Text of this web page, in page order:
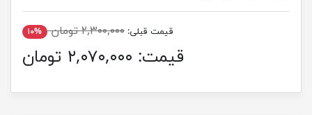
قیمت قبلی: ۲,۳۰۰,۰۰۰ تومان ۱۰%
قیمت: ۲,۰۷۰,۰۰۰ تومان